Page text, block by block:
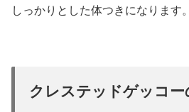
しっかりとした体つきになります。
クレステッドゲッコー